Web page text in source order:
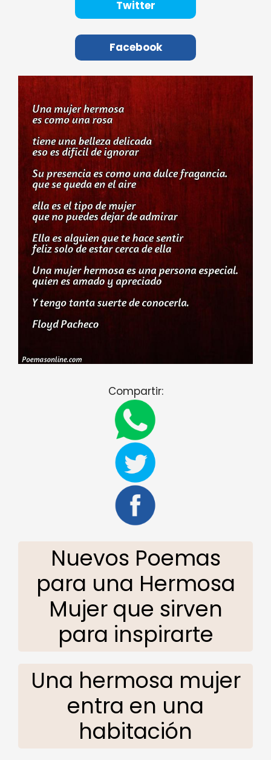
Twitter
Facebook
Compartir:
Nuevos Poemas
para una Hermosa
Mujer que sirven
para inspirarte
Una hermosa mujer
entra en una
habitación